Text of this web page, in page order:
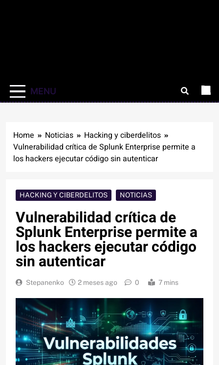
MENU
Home Noticias
Hacking y ciberdelitos
Vulnerabilidad crítica de Splunk Enterprise permite a
los hackers ejecutar código sin autenticar
HACKING Y CIBERDELITOS NOTICIAS
Vulnerabilidad crítica de
Splunk Enterprise permite a
los hackers ejecutar código
sin autenticar
Stepanenko 2 meses ago 0 7 mins